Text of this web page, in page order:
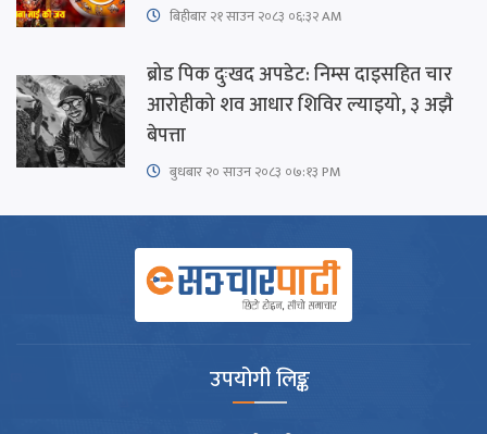
बिहीबार २१ साउन २०८३ ०६:३२ AM
ब्रोड पिक दुःखद अपडेट: निम्स दाइसहित चार
आरोहीको शव आधार शिविर ल्याइयो, ३ अझै
बेपत्ता
बुधबार २० साउन २०८३ ०७:१३ PM
उपयोगी लिङ्क